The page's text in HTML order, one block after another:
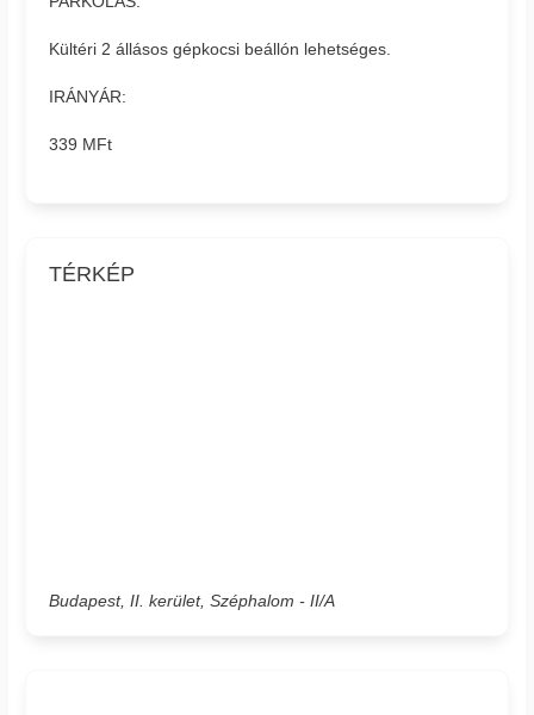
Kültéri 2 állásos gépkocsi beállón lehetséges.
IRÁNYÁR:
339 MFt
TÉRKÉP
Budapest, II. kerület, Széphalom - II/A